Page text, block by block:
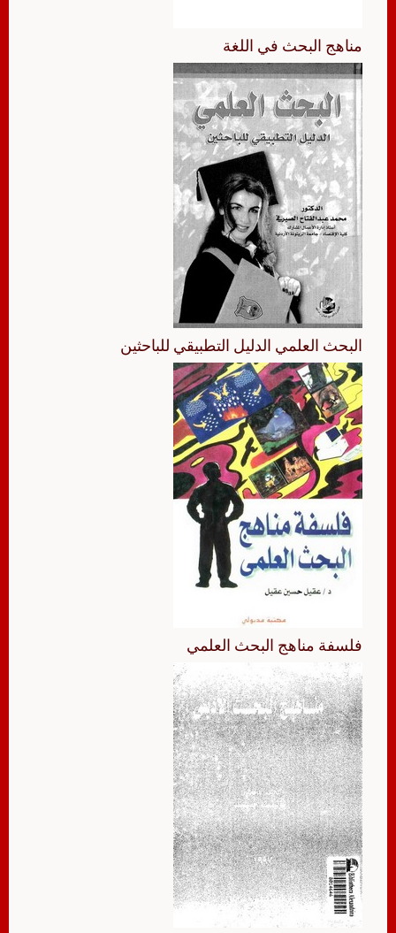
مناهج البحث في اللغة
البحث العلمي الدليل التطبيقي للباحثين
فلسفة مناهج البحث العلمي